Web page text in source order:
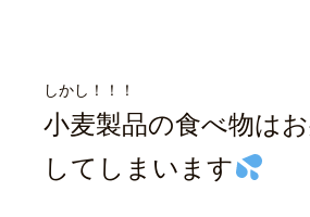
しかし！！！
小麦製品の食べ物は
してしまいます